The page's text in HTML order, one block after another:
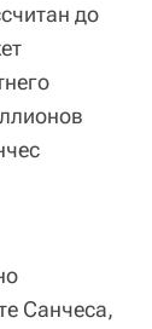
до
Санчеса,